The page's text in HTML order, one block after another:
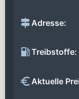
Adresse:
Treibstoffe:
Aktuelle